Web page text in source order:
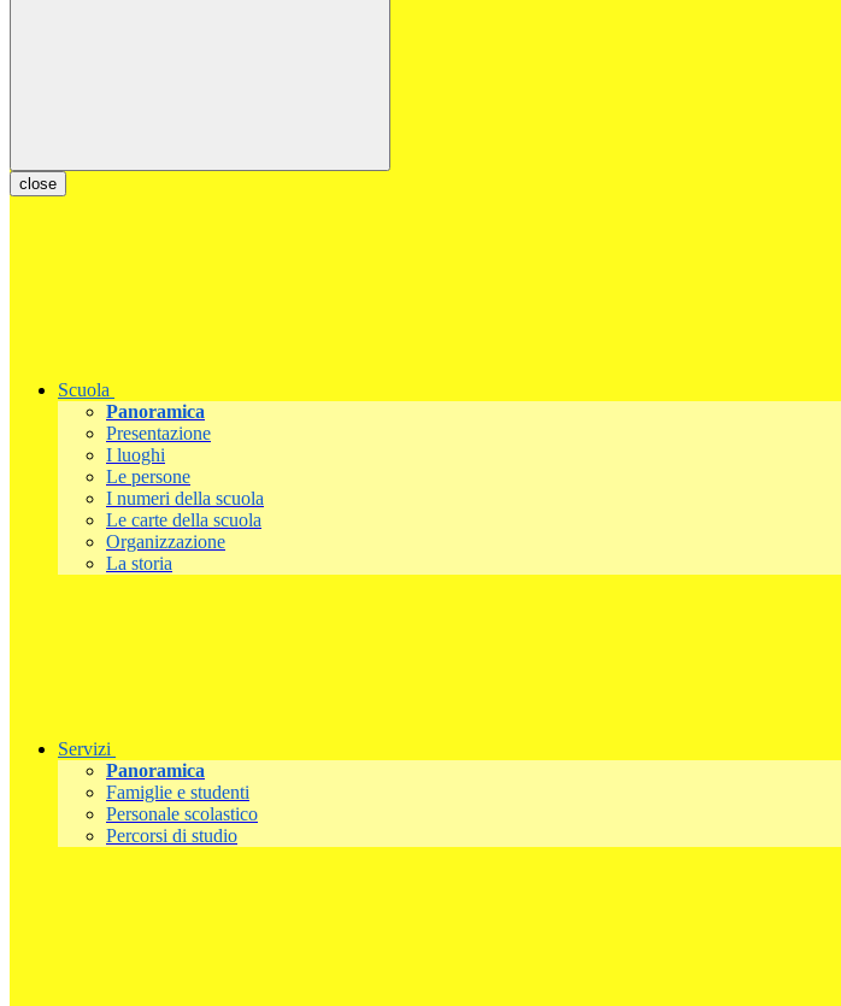
close
Scuola
Panoramica
Presentazione
I luoghi
Le persone
I numeri della scuola
Le carte della scuola
Organizzazione
La storia
Servizi
Panoramica
Famiglie e studenti
Personale scolastico
Percorsi di studio